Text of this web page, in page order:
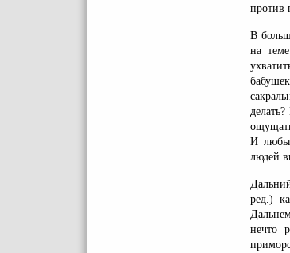
против
В
на
И
людей
ред.)
нечто